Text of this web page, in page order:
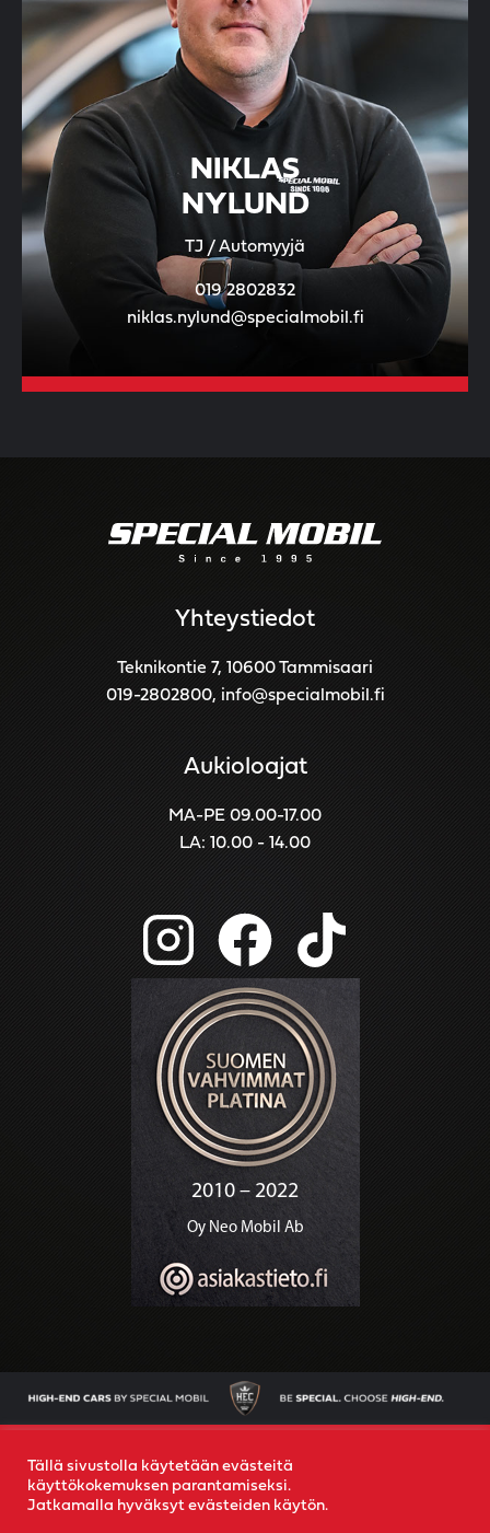
NIKLAS
NYLUND
TJ / Automyyjä
019 2802832
niklas.nylund@specialmobil.fi
Yhteystiedot
Teknikontie 7, 10600 Tammisaari
019-2802800, info@specialmobil.fi
Aukioloajat
MA-PE 09.00-17.00
LA: 10.00 - 14.00
AJONEUVOT OSTAMME AUTOSI
Tällä sivustolla käytetään evästeitä
käyttökokemuksen parantamiseksi.
Jatkamalla hyväksyt evästeiden käytön.